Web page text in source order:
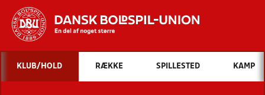
Hvad vil du søge efter?
INDHOLD OG NYHEDER
KLUB/HOLD RÆKKE SPILLESTED KAMP